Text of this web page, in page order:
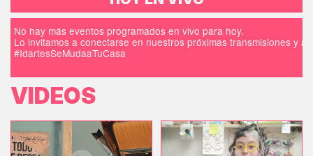
No hay más eventos programados en vivo para hoy.
Lo invitamos a conectarse en nuestros próximas transmisiones y
#IdartesSeMudaaTuCasa
VIDEOS